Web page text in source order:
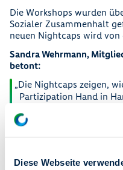
Diese Webseite
Die Workshops wurden
Sozialer Zusammenhalt
neuen Nightcaps wird
Sandra Wehrmann,
betont:
Die Nightcaps zeigen,
Partizipation Hand in
einzubeziehen und
Kindermuseum Berlinund